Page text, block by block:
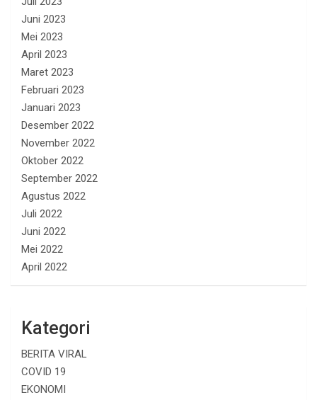
Juni 2023
Mei 2023
April 2023
Maret 2023
Februari 2023
Januari 2023
Desember 2022
November 2022
Oktober 2022
September 2022
Agustus 2022
Juli 2022
Juni 2022
Mei 2022
April 2022
Kategori
BERITA VIRAL
COVID 19
EKONOMI